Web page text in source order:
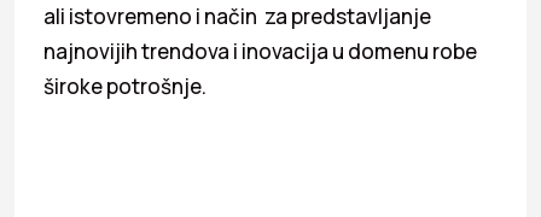
ali istovremeno i način za predstavljanje
najnovijih trendova i inovacija u domenu robe
široke potrošnje.